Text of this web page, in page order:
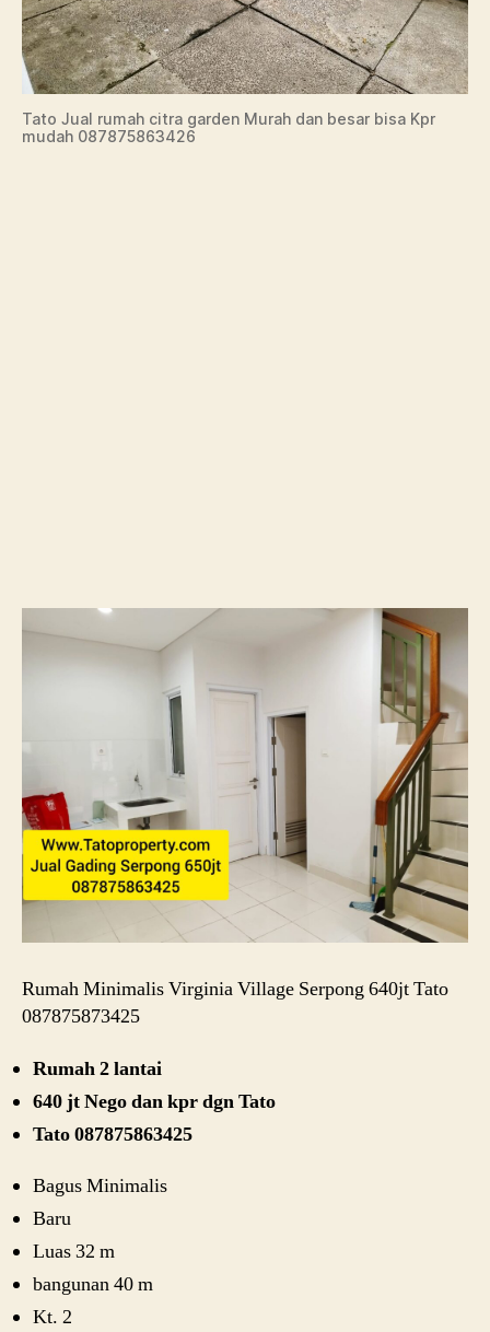
Tato Jual rumah citra garden Murah dan besar bisa Kpr
mudah 087875863426
Rumah Minimalis Virginia Village Serpong 640jt Tato
087875873425
Rumah 2 lantai
640 jt Nego dan kpr dgn Tato
Tato 087875863425
Bagus Minimalis
Baru
Luas 32 m
bangunan 40 m
Kt. 2